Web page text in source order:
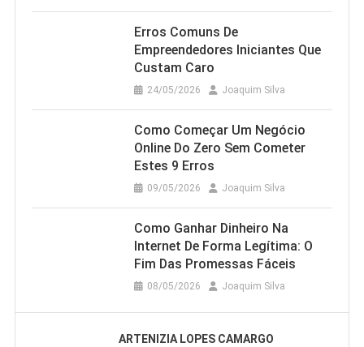
Erros Comuns De
Empreendedores Iniciantes Que
Custam Caro
24/05/2026 Joaquim Silva
Como Começar Um Negócio
Online Do Zero Sem Cometer
Estes 9 Erros
09/05/2026 Joaquim Silva
Como Ganhar Dinheiro Na
Internet De Forma Legítima: O
Fim Das Promessas Fáceis
08/05/2026 Joaquim Silva
ARTENIZIA LOPES CAMARGO